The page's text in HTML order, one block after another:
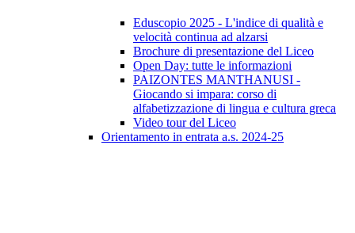
Eduscopio 2025 - L'indice di qualità e
velocità continua ad alzarsi
Brochure di presentazione del Liceo
Open Day: tutte le informazioni
PAIZONTES MANTHANUSI -
Giocando si impara: corso di
alfabetizzazione di lingua e cultura greca
Video tour del Liceo
Orientamento in entrata a.s. 2024-25